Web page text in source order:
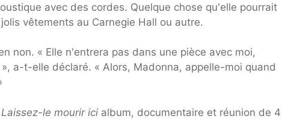
avec des cordes. Quelque chose qu'elle pourrait
vêtements au Carnegie Hall ou autre.
non. « Elle n'entrera pas dans une pièce avec moi,
a-t-elle déclaré. « Alors, Madonna, appelle-moi quand
Laissez-le mourir ici album, documentaire et réunion de 4